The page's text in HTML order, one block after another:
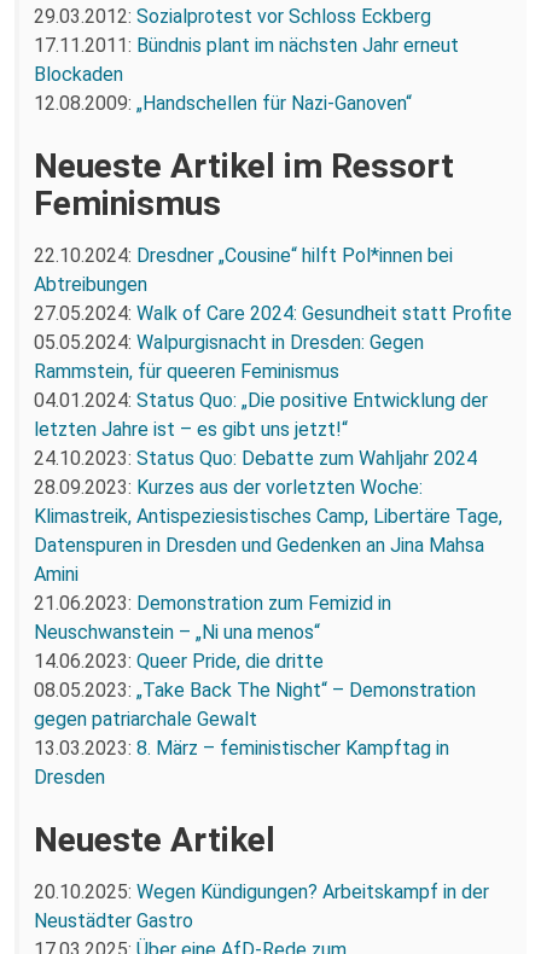
29.03.2012: Sozialprotest vor Schloss Eckberg
17.11.2011: Bündnis plant im nächsten Jahr erneut
Blockaden
12.08.2009: „Handschellen für Nazi-Ganoven“
Neueste Artikel im Ressort
Feminismus
22.10.2024: Dresdner „Cousine“ hilft Pol*innen bei
Abtreibungen
27.05.2024: Walk of Care 2024: Gesundheit statt Profite
05.05.2024: Walpurgisnacht in Dresden: Gegen
Rammstein, für queeren Feminismus
04.01.2024: Status Quo: „Die positive Entwicklung der
letzten Jahre ist – es gibt uns jetzt!“
24.10.2023: Status Quo: Debatte zum Wahljahr 2024
28.09.2023: Kurzes aus der vorletzten Woche:
Klimastreik, Antispeziesistisches Camp, Libertäre Tage,
Datenspuren in Dresden und Gedenken an Jina Mahsa
Amini
21.06.2023: Demonstration zum Femizid in
Neuschwanstein – „Ni una menos“
14.06.2023: Queer Pride, die dritte
08.05.2023: „Take Back The Night“ – Demonstration
gegen patriarchale Gewalt
13.03.2023: 8. März – feministischer Kampftag in
Dresden
Neueste Artikel
20.10.2025: Wegen Kündigungen? Arbeitskampf in der
Neustädter Gastro
17.03.2025: Über eine AfD-Rede zum